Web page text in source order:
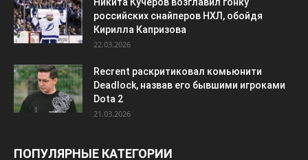
Никита Кучеров возглавил гонку
российских снайперов НХЛ, обойдя
Кирилла Капризова
22.03.2026
Recrent раскритиковал комьюнити
Deadlock, назвав его бывшими игроками
Dota 2
21.03.2026
ПОПУЛЯРНЫЕ КАТЕГОРИИ